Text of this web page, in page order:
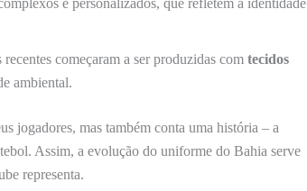
começaram a ser produzidas com tecidos
ambiental.
jogadores, mas também conta uma história – a
Assim, a evolução do uniforme do Bahia serve
representa.